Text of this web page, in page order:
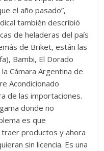
el año pasado”,
también describió
de heladeras del país
de Briket, están las
Bambi, El Dorado
Cámara Argentina de
Acondicionado
de las importaciones.
donde no
es que
productos y ahora
sin licencia. Es una